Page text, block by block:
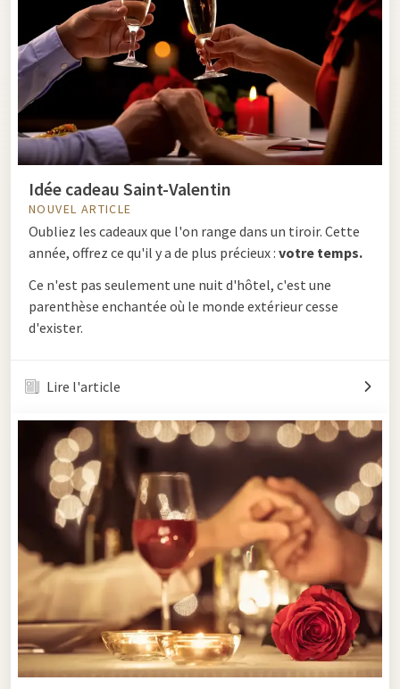
Idée cadeau Saint-Valentin
NOUVEL ARTICLE
Oubliez les cadeaux que l'on range dans un tiroir. Cette
année, offrez ce qu'il y a de plus précieux : votre temps.
Ce n'est pas seulement une nuit d'hôtel, c'est une
parenthèse enchantée où le monde extérieur cesse
d'exister.
Lire l'article